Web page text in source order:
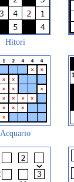
Hitori
Acquario